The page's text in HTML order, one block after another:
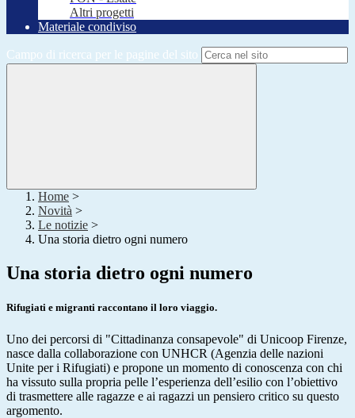
Altri progetti
Materiale condiviso
Campo di ricerca per le pagine del sito
Home >
Novità >
Le notizie >
Una storia dietro ogni numero
Una storia dietro ogni numero
Rifugiati e migranti raccontano il loro viaggio.
Uno dei percorsi di "Cittadinanza consapevole" di Unicoop Firenze,
nasce dalla collaborazione con UNHCR (Agenzia delle nazioni
Unite per i Rifugiati) e propone un momento di conoscenza con chi
ha vissuto sulla propria pelle l’esperienza dell’esilio con l’obiettivo
di trasmettere alle ragazze e ai ragazzi un pensiero critico su questo
argomento.